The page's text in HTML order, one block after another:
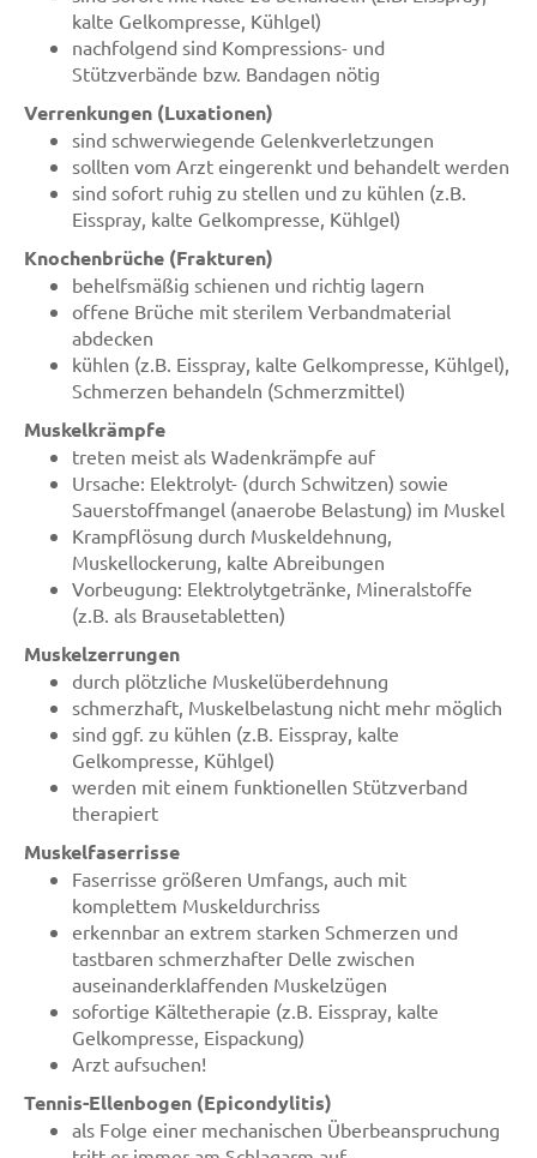
kalte Gelkompresse, Kühlgel)
nachfolgend sind Kompressions- und
Stützverbände bzw. Bandagen nötig
Verrenkungen (Luxationen)
sind schwerwiegende Gelenkverletzungen
sollten vom Arzt eingerenkt und behandelt werden
sind sofort ruhig zu stellen und zu kühlen (z.B.
Eisspray, kalte Gelkompresse, Kühlgel)
Knochenbrüche (Frakturen)
behelfsmäßig schienen und richtig lagern
offene Brüche mit sterilem Verbandmaterial
abdecken
kühlen (z.B. Eisspray, kalte Gelkompresse, Kühlgel),
Schmerzen behandeln (Schmerzmittel)
Muskelkrämpfe
treten meist als Wadenkrämpfe auf
Ursache: Elektrolyt- (durch Schwitzen) sowie
Sauerstoffmangel (anaerobe Belastung) im Muskel
Krampflösung durch Muskeldehnung,
Muskellockerung, kalte Abreibungen
Vorbeugung: Elektrolytgetränke, Mineralstoffe
(z.B. als Brausetabletten)
Muskelzerrungen
durch plötzliche Muskelüberdehnung
schmerzhaft, Muskelbelastung nicht mehr möglich
sind ggf. zu kühlen (z.B. Eisspray, kalte
Gelkompresse, Kühlgel)
werden mit einem funktionellen Stützverband
therapiert
Muskelfaserrisse
Faserrisse größeren Umfangs, auch mit
komplettem Muskeldurchriss
erkennbar an extrem starken Schmerzen und
tastbaren schmerzhafter Delle zwischen
auseinanderklaffenden Muskelzügen
sofortige Kältetherapie (z.B. Eisspray, kalte
Gelkompresse, Eispackung)
Arzt aufsuchen!
Tennis-Ellenbogen (Epicondylitis)
als Folge einer mechanischen Überbeanspruchung